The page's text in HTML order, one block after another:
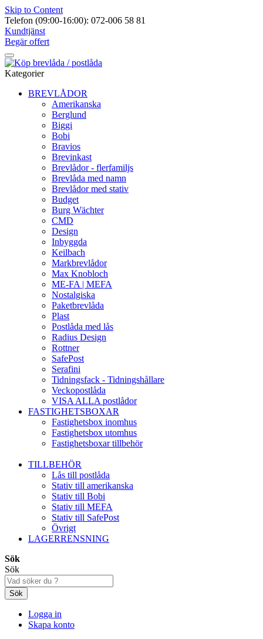
Skip to Content
Telefon (09:00-16:00): 072-006 58 81
Kundtjänst
Begär offert
Kategorier
BREVLÅDOR
Amerikanska
Berglund
Biggi
Bobi
Bravios
Brevinkast
Brevlådor - flerfamiljs
Brevlåda med namn
Brevlådor med stativ
Budget
Burg Wächter
CMD
Design
Inbyggda
Keilbach
Markbrevlådor
Max Knobloch
ME-FA | MEFA
Nostalgiska
Paketbrevlåda
Plast
Postlåda med lås
Radius Design
Rottner
SafePost
Serafini
Tidningsfack - Tidningshållare
Veckopostlåda
VISA ALLA postlådor
FASTIGHETSBOXAR
Fastighetsbox inomhus
Fastighetsbox utomhus
Fastighetsboxar tillbehör
TILLBEHÖR
Lås till postlåda
Stativ till amerikanska
Stativ till Bobi
Stativ till MEFA
Stativ till SafePost
Övrigt
LAGERRENSNING
Sök
Sök
Sök
Logga in
Skapa konto